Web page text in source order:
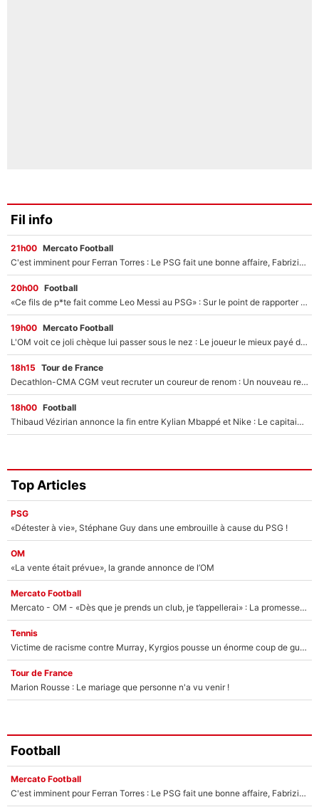
Fil info
21h00 Mercato Football
C'est imminent pour Ferran Torres : Le PSG fait une bonne affaire, Fabrizio Romano révèle le vrai prix du joueur !
20h00 Football
«Ce fils de p*te fait comme Leo Messi au PSG» : Sur le point de rapporter gros à l'OM, Facundo Medina raconte son clash avec des supporters !
19h00 Mercato Football
L'OM voit ce joli chèque lui passer sous le nez : Le joueur le mieux payé du club refuse de partir, son transfert est annulé à la dernière minute !
18h15 Tour de France
Decathlon-CMA CGM veut recruter un coureur de renom : Un nouveau renfort important arrive pour Paul Seixas ?
18h00 Football
Thibaud Vézirian annonce la fin entre Kylian Mbappé et Nike : Le capitaine de l'équipe de France lui répond sur Instagram !
Top Articles
PSG
«Détester à vie», Stéphane Guy dans une embrouille à cause du PSG !
OM
«La vente était prévue», la grande annonce de l’OM
Mercato Football
Mercato - OM - «Dès que je prends un club, je t’appellerai» : La promesse de Marcelino au moment de claquer la porte
Tennis
Victime de racisme contre Murray, Kyrgios pousse un énorme coup de gueule !
Tour de France
Marion Rousse : Le mariage que personne n'a vu venir !
Football
Mercato Football
C'est imminent pour Ferran Torres : Le PSG fait une bonne affaire, Fabrizio Romano révèle le vrai prix du joueur !